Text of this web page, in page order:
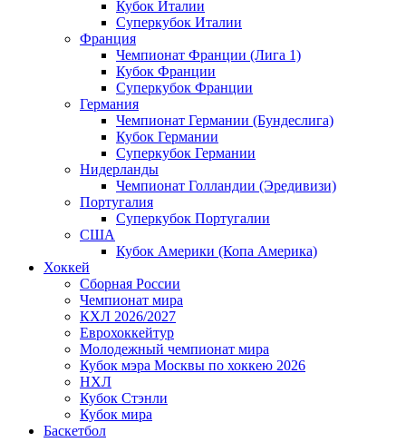
Кубок Италии
Суперкубок Италии
Франция
Чемпионат Франции (Лига 1)
Кубок Франции
Суперкубок Франции
Германия
Чемпионат Германии (Бундеслига)
Кубок Германии
Суперкубок Германии
Нидерланды
Чемпионат Голландии (Эредивизи)
Португалия
Суперкубок Португалии
США
Кубок Америки (Копа Америка)
Хоккей
Сборная России
Чемпионат мира
КХЛ 2026/2027
Еврохоккейтур
Молодежный чемпионат мира
Кубок мэра Москвы по хоккею 2026
НХЛ
Кубок Стэнли
Кубок мира
Баскетбол